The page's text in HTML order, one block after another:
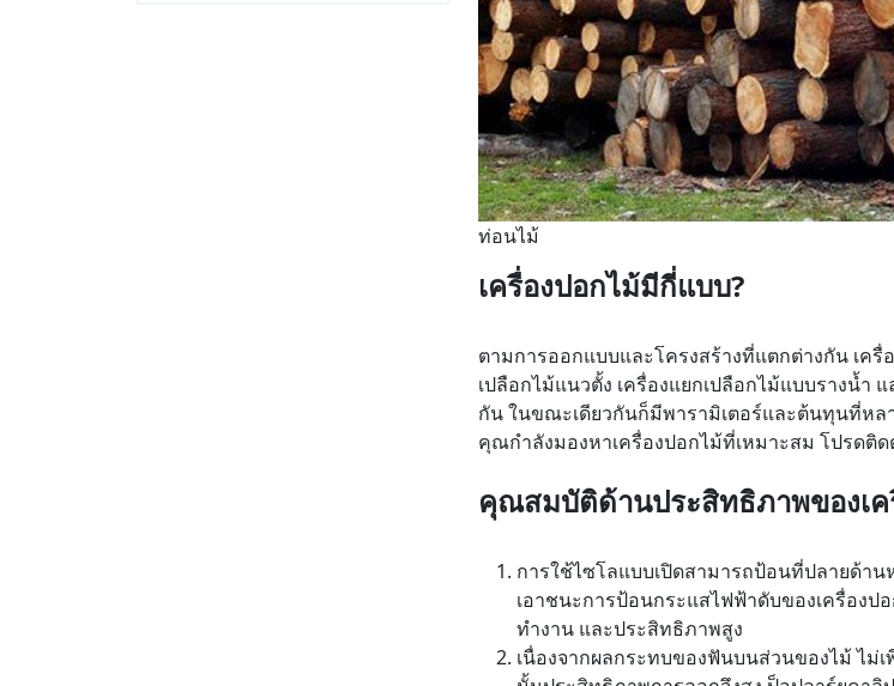
ท่อนไม้
เครื่องปอกไม้มีกี่แบบ?
ตามการออกแบบและโครงสร้างที่แตกต่างกัน เครื่
เปลือกไม้แนวตั้ง เครื่องแยกเปลือกไม้แบบรางน้
กัน ในขณะเดียวกันก็มีพารามิเตอร์และต้นทุนที่ห
คุณกำลังมองหาเครื่องปอกไม้ที่เหมาะสม โปรดติ
คุณสมบัติด้านประสิทธิภาพของเ
การใช้ไซโลแบบเปิดสามารถป้อนที่ปลายด้า
เอาชนะการป้อนกระแสไฟฟ้าดับของเครื่อง
ทำงาน และประสิทธิภาพสูง
เนื่องจากผลกระทบของฟันบนส่วนของไม้ ไม่